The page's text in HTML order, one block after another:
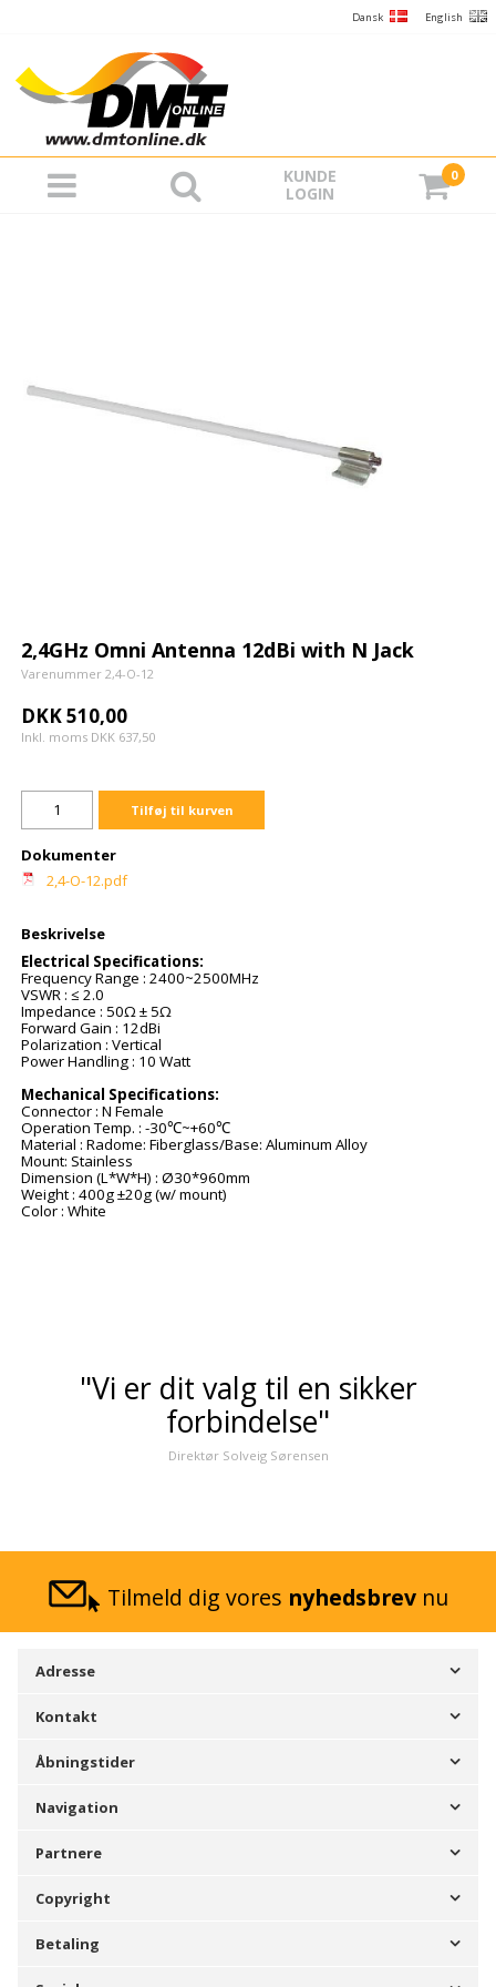
Dansk English
KUNDE
LOGIN
0
2,4GHz Omni Antenna 12dBi with N Jack
Varenummer 2,4-O-12
DKK 510,00
Inkl. moms DKK 637,50
Tilføj til kurven
Dokumenter
2,4-O-12.pdf
Beskrivelse
Electrical Specifications:
Frequency Range : 2400~2500MHz
VSWR : ≤ 2.0
Impedance : 50Ω ± 5Ω
Forward Gain : 12dBi
Polarization : Vertical
Power Handling : 10 Watt
Mechanical Specifications:
Connector : N Female
Operation Temp. : -30℃~+60℃
Material : Radome: Fiberglass/Base: Aluminum Alloy
Mount: Stainless
Dimension (L*W*H) : Ø30*960mm
Weight : 400g ±20g (w/ mount)
Color : White
"Vi er dit valg til en sikker
forbindelse"
Direktør Solveig Sørensen
Tilmeld dig vores nyhedsbrev nu
Adresse
Kontakt
Åbningstider
Navigation
Partnere
Copyright
Betaling